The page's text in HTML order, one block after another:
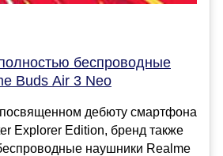
беспроводные
Buds Air 3 Neo
дебюту смартфона
Explorer Edition, бренд также
наушники Realme